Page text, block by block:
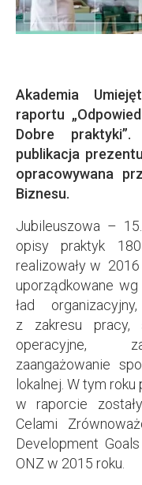
Akademia
raportu
Dobre
publikacja
opracowywana
Biznesu.
Jubileuszowa –
opisy praktyk
realizowały w
uporządkowane
ład
z zakresu pracy,
operacyjne,
zaangażowanie
lokalnej. W tym
w raporcie
Celami
Development
ONZ w 2015 roku.